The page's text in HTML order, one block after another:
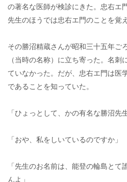
の著名な医師が検診にきた。忠右エ
先生のほうでは忠右エ門のことを覚
その勝沼精蔵さんが昭和三十五年ご
（当時の名称）に立ち寄った。名
ていなかった。だが、忠右エ門は医
であることを知っていた。
「ひょっとして、かの有名な勝沼先
「おや、私をしいているのですか」
「先生のお名前は、能登の輪島と
んよ」